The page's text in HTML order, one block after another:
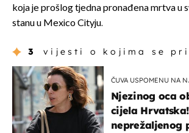
koja je prošlog tjedna pronađena mrtva u
stanu u Mexico Cityju.
3 vijesti o kojima se
ČUVA USPOMENU NA
Njezinog oca
cijela
neprežaljenog